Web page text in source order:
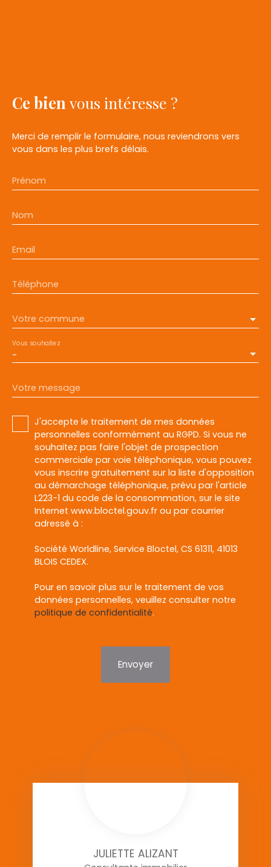
Ce bien vous intéresse ?
Merci de remplir le formulaire, nous reviendrons vers
vous dans les plus brefs délais.
Prénom
Nom
Email
Téléphone
Votre commune
-
Vous souhaitez
Votre message
J'accepte le traitement de mes données
personnelles conformément au RGPD. Si vous ne
souhaitez pas faire l'objet de prospection
commerciale par voie téléphonique, vous pouvez
vous inscrire gratuitement sur la liste d'opposition
au démarchage téléphonique, prévu par l'article
L223-1 du code de la consommation, sur le site
Internet www.bloctel.gouv.fr ou par courrier
adressé à :
Société Worldline, Service Bloctel, CS 61311, 41013
BLOIS CEDEX.
Pour en savoir plus sur le traitement de vos
données personnelles, veuillez consulter notre
politique de confidentialité.
Envoyer
JULIETTE ALIZANT